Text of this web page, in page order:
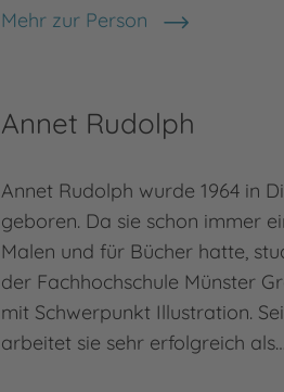
Mehr zur Person
Nele Moost
Annet Rudolph
Annet Rudolph wurde 1964 in
geboren. Da sie schon immer
Malen und für Bücher hatte,
der Fachhochschule Münster
mit Schwerpunkt Illustration.
arbeitet sie sehr erfolgreich als…